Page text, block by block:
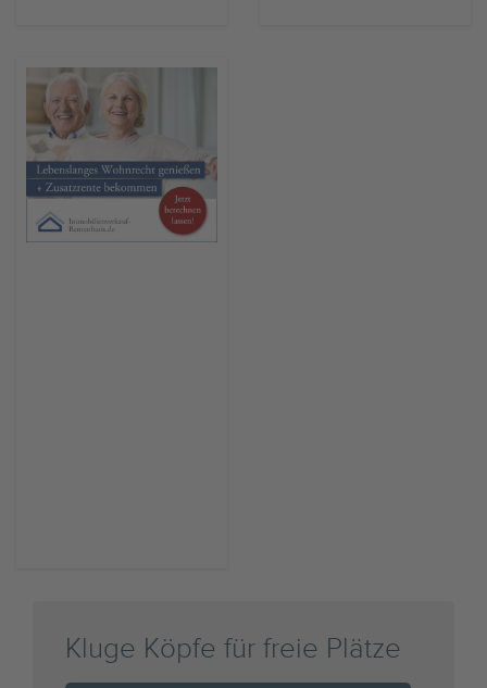
Kluge Köpfe für freie Plätze